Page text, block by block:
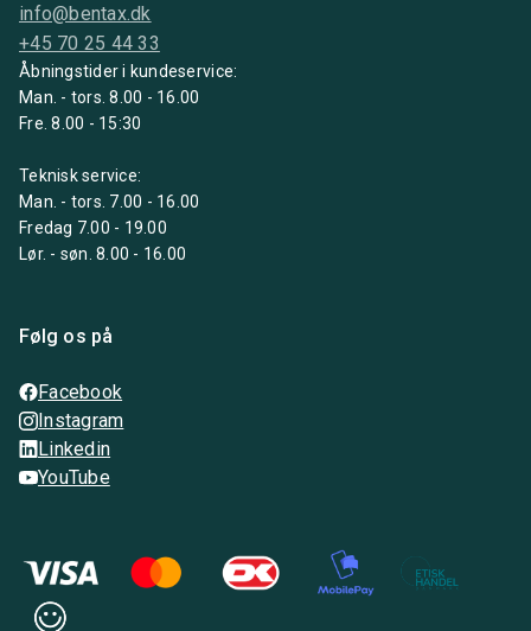
info@bentax.dk
+45 70 25 44 33
Åbningstider i kundeservice:
Man. - tors. 8.00 - 16.00
Fre. 8.00 - 15:30
Teknisk service:
Man. - tors. 7.00 - 16.00
Fredag 7.00 - 19.00
Lør. - søn. 8.00 - 16.00
Følg os på
Facebook
Instagram
Linkedin
YouTube